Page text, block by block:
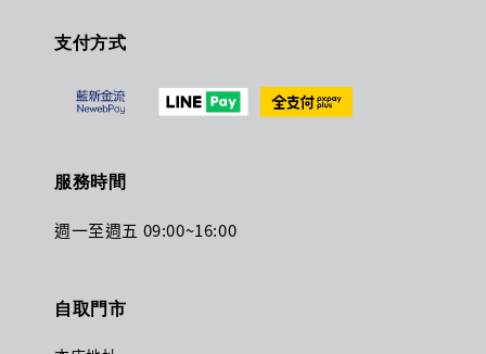
支付方式
服務時間
週一至週五 09:00~16:00
自取門市